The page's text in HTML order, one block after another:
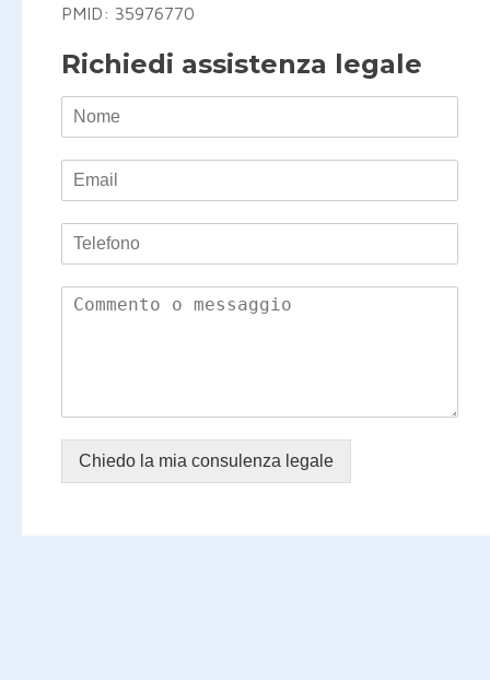
PMID: 35976770
Richiedi assistenza legale
Chiedo la mia consulenza legale